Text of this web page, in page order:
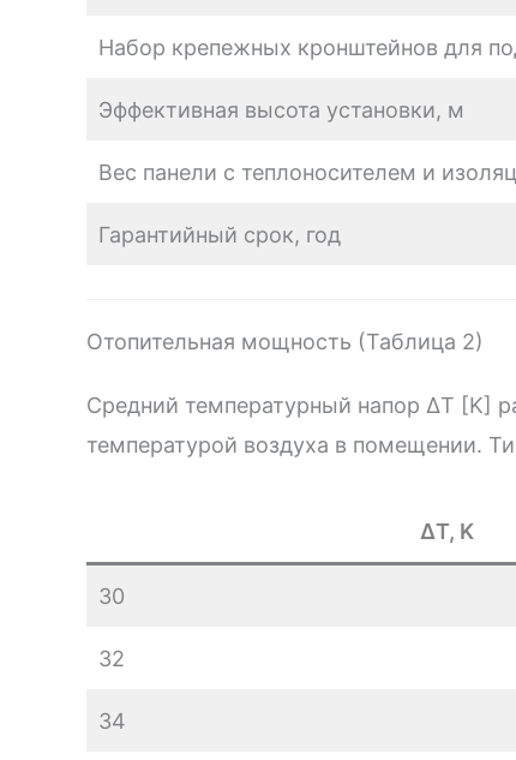
Набор крепежных кронштейнов для
Эффективная высота установки, м
Вес панели с теплоносителем и
Гарантийный срок, год
Отопительная мощность (Таблица 2)
Средний температурный напор ΔT [K]
температурой воздуха в помещении.
ΔT, K
30
32
34